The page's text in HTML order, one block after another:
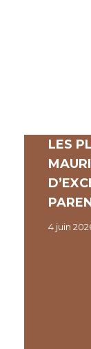
LES
4 juin